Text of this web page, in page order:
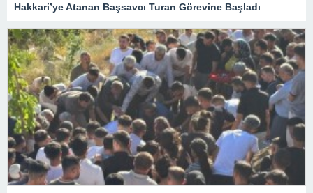
Hakkari’ye Atanan Başsavcı Turan Görevine Başladı